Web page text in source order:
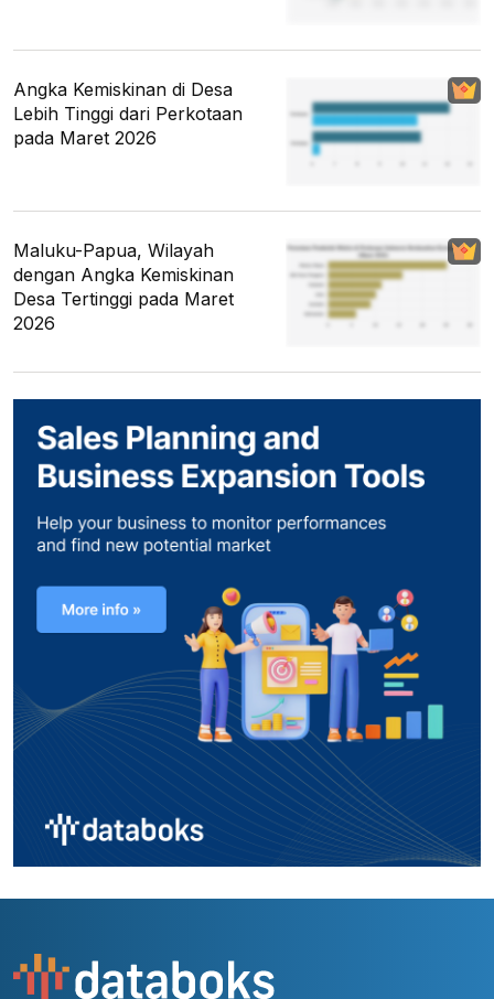
Angka Kemiskinan di Desa
Lebih Tinggi dari Perkotaan
pada Maret 2026
Maluku-Papua, Wilayah
dengan Angka Kemiskinan
Desa Tertinggi pada Maret
2026